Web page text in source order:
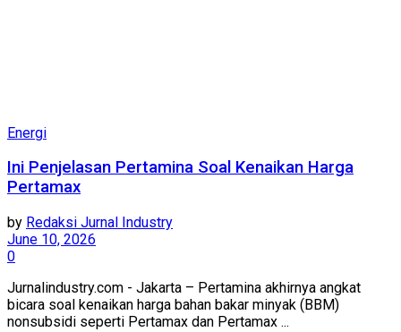
Energi
Ini Penjelasan Pertamina Soal Kenaikan Harga
Pertamax
by Redaksi Jurnal Industry
June 10, 2026
0
Jurnalindustry.com - Jakarta – Pertamina akhirnya angkat
bicara soal kenaikan harga bahan bakar minyak (BBM)
nonsubsidi seperti Pertamax dan Pertamax ...